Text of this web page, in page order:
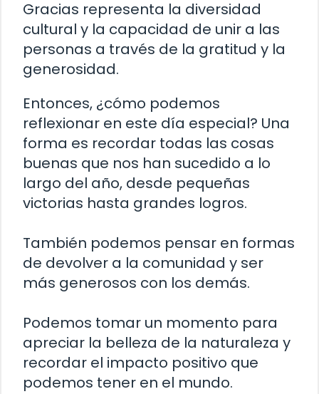
Gracias representa la diversidad
cultural y la capacidad de unir a las
personas a través de la gratitud y la
generosidad.
Entonces, ¿cómo podemos
reflexionar en este día especial? Una
forma es recordar todas las cosas
buenas que nos han sucedido a lo
largo del año, desde pequeñas
victorias hasta grandes logros.
También podemos pensar en formas
de devolver a la comunidad y ser
más generosos con los demás.
Podemos tomar un momento para
apreciar la belleza de la naturaleza y
recordar el impacto positivo que
podemos tener en el mundo.